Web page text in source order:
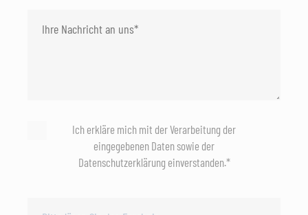
Ich erkläre mich mit der Verarbeitung der
eingegebenen Daten sowie der
Datenschutzerklärung einverstanden.*